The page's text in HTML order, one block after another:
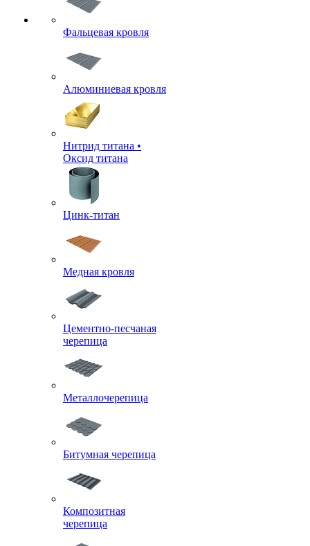
Фальцевая кровля
Алюминиевая кровля
Нитрид титана •
Оксид титана
Цинк-титан
Медная кровля
Цементно-песчаная
черепица
Металлочерепица
Битумная черепица
Композитная
черепица